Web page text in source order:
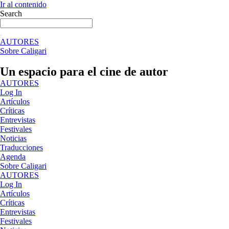
Ir al contenido
Search
AUTORES
Sobre Caligari
Un espacio para el cine de autor
AUTORES
Log In
Artículos
Críticas
Entrevistas
Festivales
Noticias
Traducciones
Agenda
Sobre Caligari
AUTORES
Log In
Artículos
Críticas
Entrevistas
Festivales